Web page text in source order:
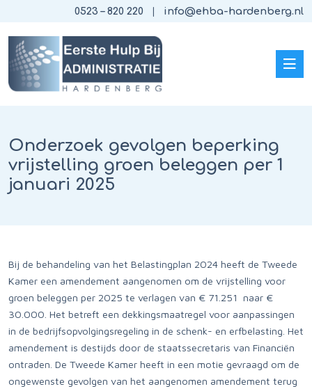
0523 – 820 220 info@ehba-hardenberg.nl
Onderzoek gevolgen beperking
vrijstelling groen beleggen per 1
januari 2025
Bij de behandeling van het Belastingplan 2024 heeft de Tweede
Kamer een amendement aangenomen om de vrijstelling voor
groen beleggen per 2025 te verlagen van € 71.251 naar €
30.000. Het betreft een dekkingsmaatregel voor aanpassingen
in de bedrijfsopvolgingsregeling in de schenk- en erfbelasting. Het
amendement is destijds door de staatssecretaris van Financiën
ontraden. De Tweede Kamer heeft in een motie gevraagd om de
ongewenste gevolgen van het aangenomen amendement terug